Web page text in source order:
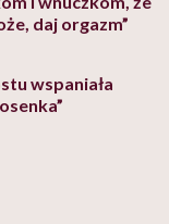
daj orgazm”
wspaniała